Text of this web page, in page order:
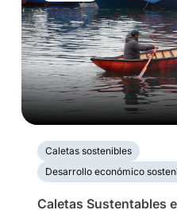
Caletas sostenibles
Desarrollo económico
Caletas Sustentables